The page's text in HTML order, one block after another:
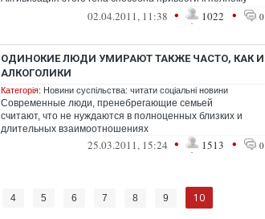
02.04.2011, 11:38 • 1022 • 0
ОДИНОКИЕ ЛЮДИ УМИРАЮТ ТАКЖЕ ЧАСТО, КАК И
АЛКОГОЛИКИ
Категорія: Новини суспільства: читати соціальні новини
Современные люди, пренебрегающие семьей
считают, что не нуждаются в полноценных близких и
длительных взаимоотношениях
25.03.2011, 15:24 • 1513 • 0
4 5 6 7 8 9 10